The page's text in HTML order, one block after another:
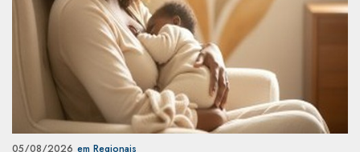
05/08/2026 em Regionais